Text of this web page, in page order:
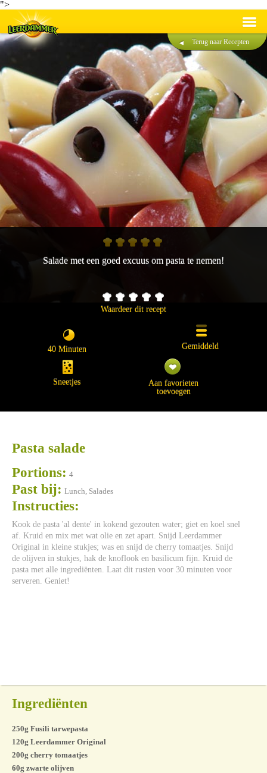
">
Recepten
Producten
Duurzaamheid
Over Leerdammer ®
Contact
Nederlands Français
Terug naar Recepten
Salade met een goed excuus om pasta te nemen!
Waardeer dit recept
40 Minuten Gemiddeld
Sneetjes
Aan favorieten
toevoegen
Pasta salade
Portions: 4
Past bij: Lunch, Salades
Instructies:
Kook de pasta 'al dente' in kokend gezouten water; giet en koel snel
af. Kruid en mix met wat olie en zet apart. Snijd Leerdammer
Original in kleine stukjes; was en snijd de cherry tomaatjes. Snijd
de olijven in stukjes, hak de knoflook en basilicum fijn. Kruid de
pasta met alle ingrediënten. Laat dit rusten voor 30 minuten voor
serveren. Geniet!
Ingrediënten
250g Fusili tarwepasta
120g Leerdammer Original
200g cherry tomaatjes
60g zwarte olijven